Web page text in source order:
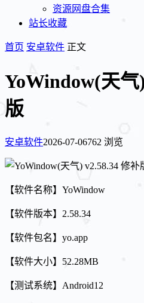
资源网盘合集
站长收藏
首页 安卓软件 正文
YoWindow(天气
版
安卓软件2026-07-06762 浏览
【软件名称】YoWindow
【软件版本】2.58.34
【软件包名】yo.app
【软件大小】52.28MB
【测试系统】Android12